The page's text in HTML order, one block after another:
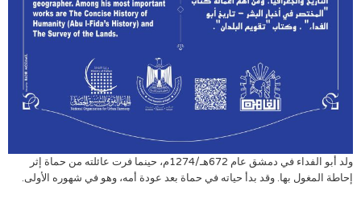
ولد أبو الفداء في دمشق عام 672هـ/1274م، حينما فرت عائلته من حماة إثر
إحاطة المغول بها. وقد بدأ حياته في حماة بعد عودة أمه، وهو في شهوره الأولى.